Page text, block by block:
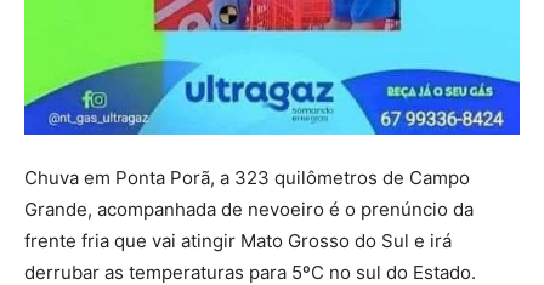
Chuva em Ponta Porã, a 323 quilômetros de Campo
Grande, acompanhada de nevoeiro é o prenúncio da
frente fria que vai atingir Mato Grosso do Sul e irá
derrubar as temperaturas para 5ºC no sul do Estado.